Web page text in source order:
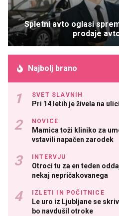
Spletni avto oglasi
prodaje
Najbolj brano
SVET SLAVNIH
Pri 14 letih je živela na
NOVICE
Mamica toži kliniko za
vstavili napačen zarodek
INTERVJU
Otroci tu za en teden
nekaj nepričakovanega
IZLETI IN POČITNICE
Le uro iz Ljubljane se
bo navdušil otroke